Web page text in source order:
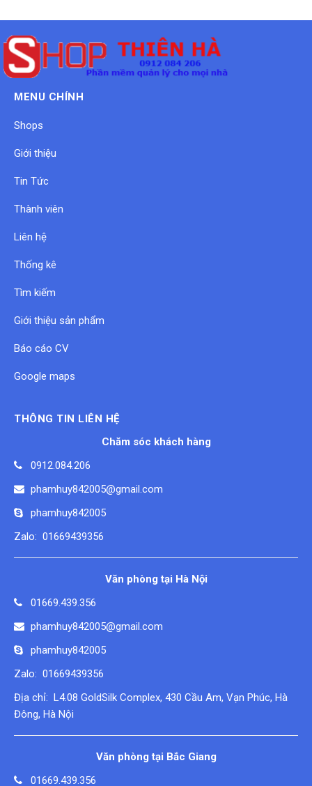
MENU CHÍNH
Shops
Giới thiệu
Tin Tức
Thành viên
Liên hệ
Thống kê
Tìm kiếm
Giới thiệu sản phẩm
Báo cáo CV
Google maps
THÔNG TIN LIÊN HỆ
Chăm sóc khách hàng
0912.084.206
phamhuy842005@gmail.com
phamhuy842005
Zalo: 01669439356
Văn phòng tại Hà Nội
01669.439.356
phamhuy842005@gmail.com
phamhuy842005
Zalo: 01669439356
Địa chỉ: L4.08 GoldSilk Complex, 430 Cầu Am, Vạn Phúc, Hà
Đông, Hà Nội
Văn phòng tại Bắc Giang
01669.439.356